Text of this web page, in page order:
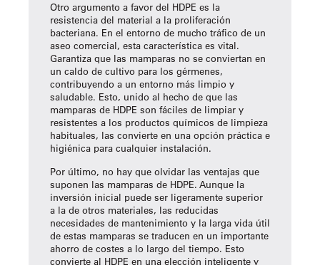
Otro argumento a favor del HDPE es la
resistencia del material a la proliferación
bacteriana. En el entorno de mucho tráfico de un
aseo comercial, esta característica es vital.
Garantiza que las mamparas no se conviertan en
un caldo de cultivo para los gérmenes,
contribuyendo a un entorno más limpio y
saludable. Esto, unido al hecho de que las
mamparas de HDPE son fáciles de limpiar y
resistentes a los productos químicos de limpieza
habituales, las convierte en una opción práctica e
higiénica para cualquier instalación.
Por último, no hay que olvidar las ventajas que
suponen las mamparas de HDPE. Aunque la
inversión inicial puede ser ligeramente superior
a la de otros materiales, las reducidas
necesidades de mantenimiento y la larga vida útil
de estas mamparas se traducen en un importante
ahorro de costes a lo largo del tiempo. Esto
convierte al HDPE en una elección inteligente y